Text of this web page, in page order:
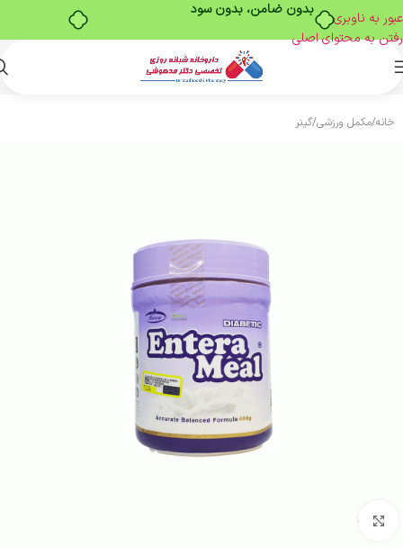
بدون ضامن، بدون سود
عبور به ناوبری
رفتن به محتوای اصلی
خانه/مکمل ورزشی/گینر
بزرگنمایی تصویر